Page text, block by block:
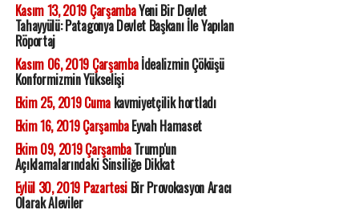
Kasım 13, 2019 ÇarşambaYeni Bir Devlet
Tahayyülü: Patagonya Devlet Başkanı İle Yapılan
Röportaj
Kasım 06, 2019 Çarşambaİdealizmin Çöküşü
Konformizmin Yükselişi
Ekim 25, 2019 Cumakavmiyetçilik hortladı
Ekim 16, 2019 ÇarşambaEyvah Hamaset
Ekim 09, 2019 ÇarşambaTrump'un
Açıklamalarındaki Sinsiliğe Dikkat
Eylül 30, 2019 PazartesiBir Provokasyon Aracı
Olarak Aleviler